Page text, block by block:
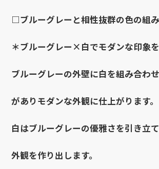
□ブルーグレーと相性抜群の色の組
＊ブルーグレー×白でモダンな印象を
ブルーグレーの外壁に白を組み合わ
がありモダンな外観に仕上がります。
白はブルーグレーの優雅さを引き立
外観を作り出します。